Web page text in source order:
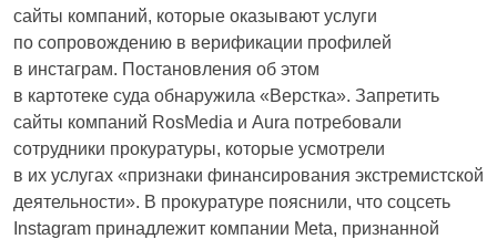
сайты компаний, которые оказывают услуги
по сопровождению в верификации профилей
в инстаграм. Постановления об этом
в картотеке суда обнаружила «Верстка». Запретить
сайты компаний RosMedia и Aura потребовали
сотрудники прокуратуры, которые усмотрели
в их услугах «признаки финансирования экстремистской
деятельности». В прокуратуре пояснили, что соцсеть
Instagram принадлежит компании Meta, признанной